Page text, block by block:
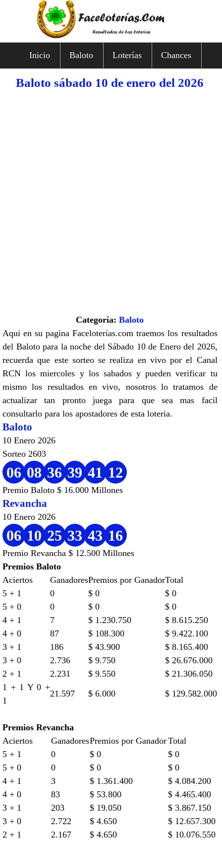
Inicio Baloto Loterías Chances
Baloto sábado 10 de enero del 2026
Categoría:Baloto
Aqui en su pagina Faceloterias.com traemos los resultados
del Baloto para la noche del Sábado 10 de Enero del 2026,
recuerda que este sorteo se realiza en vivo por el Canal
RCN los miercoles y los sabados y pueden verificar tu
mismo los resultados en vivo, nosotros lo tratamos de
actualizar tan pronto juega para que sea mas facil
consultarlo para los apostadores de esta loteria.
Baloto
10 Enero 2026
Sorteo 2603
06 08 36 39 41 12
Premio Baloto $ 16.000 Millones
Revancha
10 Enero 2026
06 10 25 33 43 16
Premio Revancha $ 12.500 Millones
Premios Baloto
Aciertos
GanadoresPremios por GanadorTotal
5 + 1
0 $ 0
$ 0
5 + 0
0 $ 0
$ 0
4 + 1
7 $ 1.230.750
$ 8.615.250
4 + 0
87 $ 108.300
$ 9.422.100
3 + 1
186 $ 43.900
$ 8.165.400
3 + 0
2.736 $ 9.750
$ 26.676.000
2 + 1
2.231 $ 9.550
$ 21.306.050
1 + 1 Y 0 +
1
21.597 $ 6.000 $ 129.582.000
Premios Revancha
Aciertos
GanadoresPremios por GanadorTotal
5 + 1
0 $ 0
$ 0
5 + 0
0 $ 0
$ 0
4 + 1
3 $ 1.361.400
$ 4.084.200
4 + 0
83 $ 53.800
$ 4.465.400
3 + 1
203 $ 19.050
$ 3.867.150
3 + 0
2.722 $ 4.650
$ 12.657.300
2 + 1
2.167 $ 4.650
$ 10.076.550